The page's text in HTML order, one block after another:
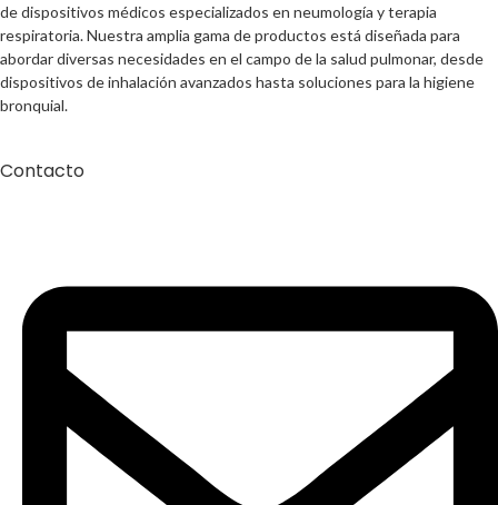
de dispositivos médicos especializados en neumología y terapia
respiratoria. Nuestra amplia gama de productos está diseñada para
abordar diversas necesidades en el campo de la salud pulmonar, desde
dispositivos de inhalación avanzados hasta soluciones para la higiene
bronquial.
Contacto